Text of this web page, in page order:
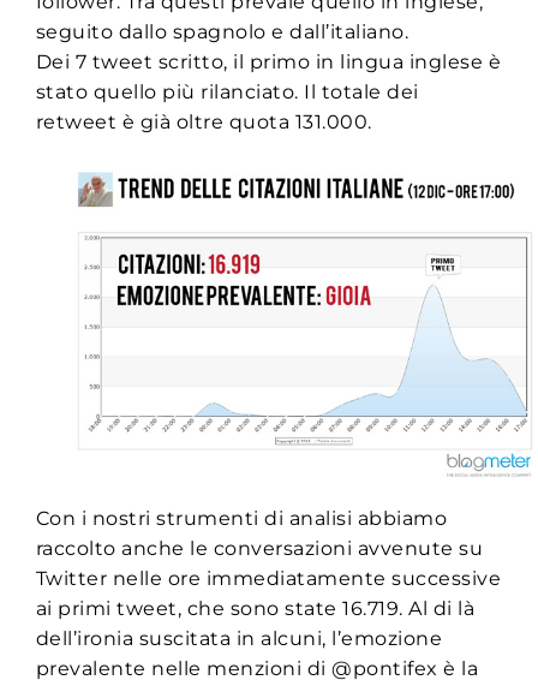
seguito dallo spagnolo e dall’italiano.
Dei 7 tweet scritto, il primo in lingua inglese è
stato quello più rilanciato. Il totale dei
retweet è già oltre quota 131.000.
Con i nostri strumenti di analisi abbiamo
raccolto anche le conversazioni avvenute su
Twitter nelle ore immediatamente successive
ai primi tweet, che sono state 16.719. Al di là
dell’ironia suscitata in alcuni, l’emozione
prevalente nelle menzioni di @pontifex è la